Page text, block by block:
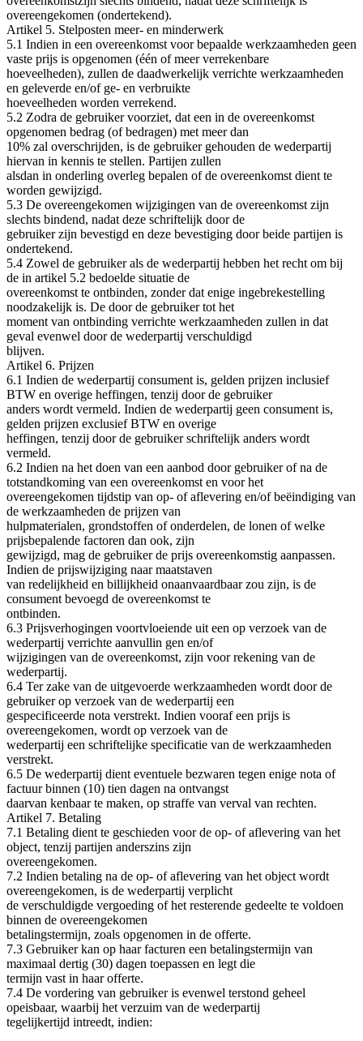
overeengekomen (ondertekend).
Artikel 5. Stelposten meer‐ en minderwerk
5.1 Indien in een overeenkomst voor bepaalde werkzaamheden geen
vaste prijs is opgenomen (één of meer verrekenbare
hoeveelheden), zullen de daadwerkelijk verrichte werkzaamheden
en geleverde en/of ge‐ en verbruikte
hoeveelheden worden verrekend.
5.2 Zodra de gebruiker voorziet, dat een in de overeenkomst
opgenomen bedrag (of bedragen) met meer dan
10% zal overschrijden, is de gebruiker gehouden de wederpartij
hiervan in kennis te stellen. Partijen zullen
alsdan in onderling overleg bepalen of de overeenkomst dient te
worden gewijzigd.
5.3 De overeengekomen wijzigingen van de overeenkomst zijn
slechts bindend, nadat deze schriftelijk door de
gebruiker zijn bevestigd en deze bevestiging door beide partijen is
ondertekend.
5.4 Zowel de gebruiker als de wederpartij hebben het recht om bij
de in artikel 5.2 bedoelde situatie de
overeenkomst te ontbinden, zonder dat enige ingebrekestelling
noodzakelijk is. De door de gebruiker tot het
moment van ontbinding verrichte werkzaamheden zullen in dat
geval evenwel door de wederpartij verschuldigd
blijven.
Artikel 6. Prijzen
6.1 Indien de wederpartij consument is, gelden prijzen inclusief
BTW en overige heffingen, tenzij door de gebruiker
anders wordt vermeld. Indien de wederpartij geen consument is,
gelden prijzen exclusief BTW en overige
heffingen, tenzij door de gebruiker schriftelijk anders wordt
vermeld.
6.2 Indien na het doen van een aanbod door gebruiker of na de
totstandkoming van een overeenkomst en voor het
overeengekomen tijdstip van op‐ of aflevering en/of beëindiging van
de werkzaamheden de prijzen van
hulpmaterialen, grondstoffen of onderdelen, de lonen of welke
prijsbepalende factoren dan ook, zijn
gewijzigd, mag de gebruiker de prijs overeenkomstig aanpassen.
Indien de prijswijziging naar maatstaven
van redelijkheid en billijkheid onaanvaardbaar zou zijn, is de
consument bevoegd de overeenkomst te
ontbinden.
6.3 Prijsverhogingen voortvloeiende uit een op verzoek van de
wederpartij verrichte aanvullin gen en/of
wijzigingen van de overeenkomst, zijn voor rekening van de
wederpartij.
6.4 Ter zake van de uitgevoerde werkzaamheden wordt door de
gebruiker op verzoek van de wederpartij een
gespecificeerde nota verstrekt. Indien vooraf een prijs is
overeengekomen, wordt op verzoek van de
wederpartij een schriftelijke specificatie van de werkzaamheden
verstrekt.
6.5 De wederpartij dient eventuele bezwaren tegen enige nota of
factuur binnen (10) tien dagen na ontvangst
daarvan kenbaar te maken, op straffe van verval van rechten.
Artikel 7. Betaling
7.1 Betaling dient te geschieden voor de op‐ of aflevering van het
object, tenzij partijen anderszins zijn
overeengekomen.
7.2 Indien betaling na de op‐ of aflevering van het object wordt
overeengekomen, is de wederpartij verplicht
de verschuldigde vergoeding of het resterende gedeelte te voldoen
binnen de overeengekomen
betalingstermijn, zoals opgenomen in de offerte.
7.3 Gebruiker kan op haar facturen een betalingstermijn van
maximaal dertig (30) dagen toepassen en legt die
termijn vast in haar offerte.
7.4 De vordering van gebruiker is evenwel terstond geheel
opeisbaar, waarbij het verzuim van de wederpartij
tegelijkertijd intreedt, indien: